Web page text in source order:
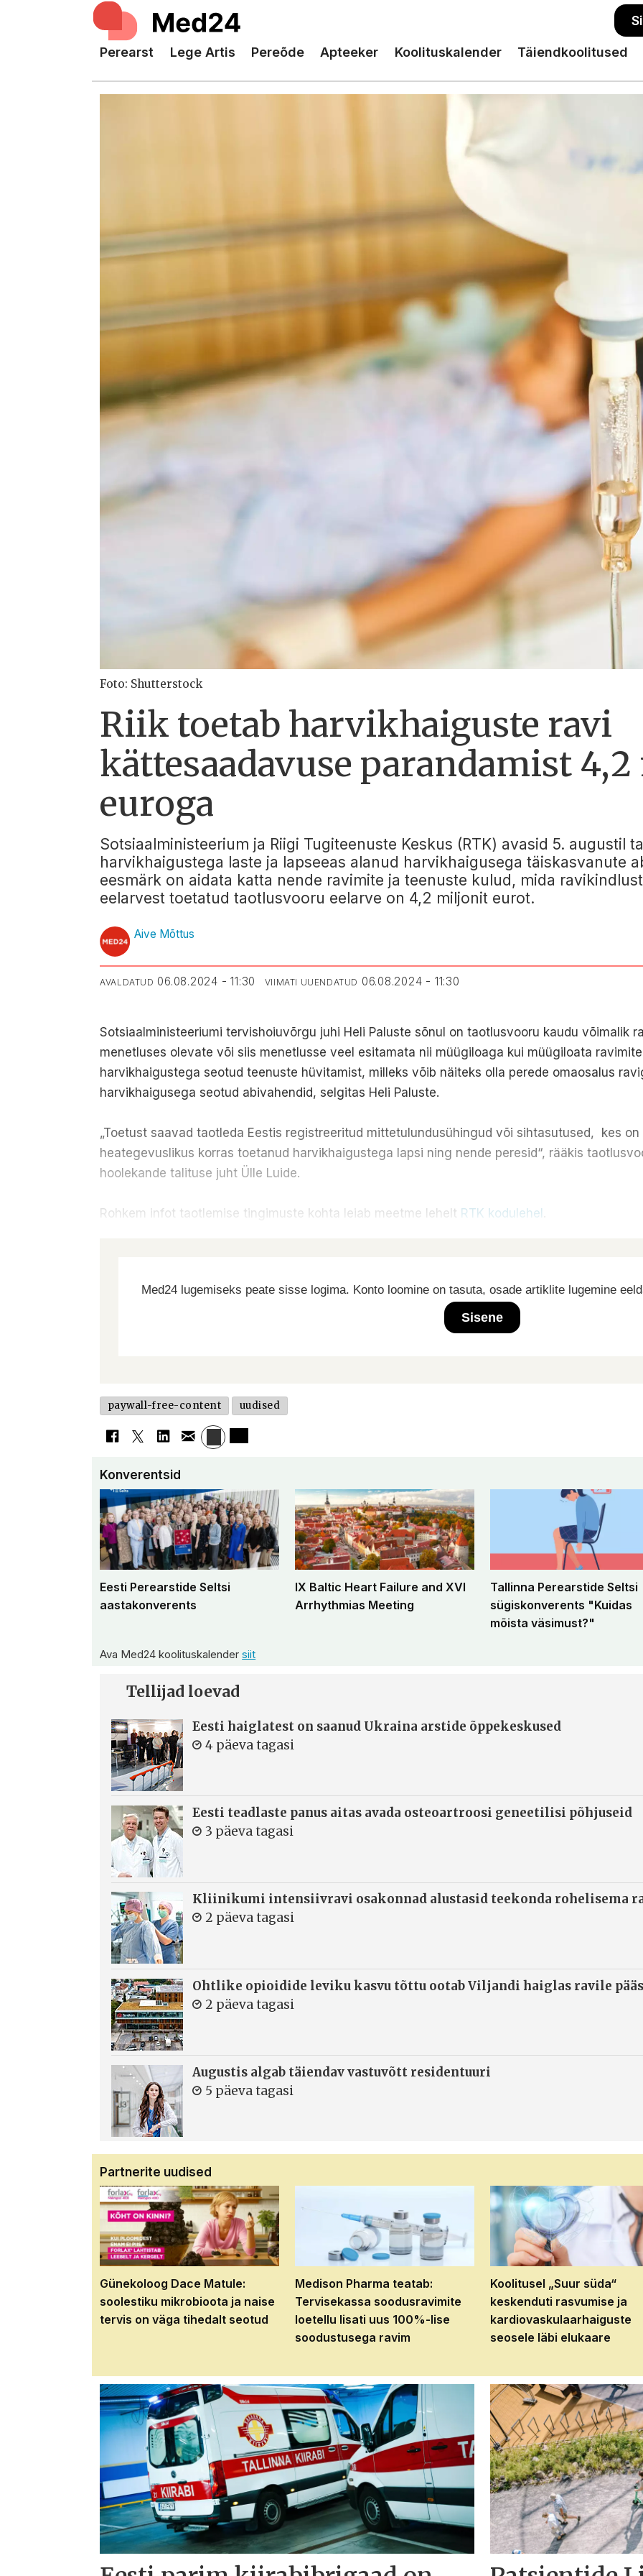
Perearst Lege Artis Pereõde Apteeker Koolituskalender Täiendkoolitused
Foto: Shutterstock
Riik toetab harvikhaiguste ravi
kättesaadavuse parandamist
euroga
Sotsiaalministeerium ja Riigi Tugiteenuste Keskus (RTK) avasid 5. augustil
harvikhaigustega laste ja lapseeas alanud harvikhaigusega täiskasvanute
eesmärk on aidata katta nende ravimite ja teenuste kulud, mida
eelarvest toetatud taotlusvooru eelarve on 4,2 miljonit eurot.
Aive Mõttus
AVALDATUD 06.08.2024 - 11:30 VIIMATI UUENDATUD 06.08.2024 - 11:30
Sotsiaalministeeriumi tervishoiuvõrgu juhi Heli Paluste sõnul on taotlusvooru kaudu võimalik
menetluses olevate või siis menetlusse veel esitamata nii müügiloaga kui müügiloata
harvikhaigustega seotud teenuste hüvitamist, milleks võib näiteks olla perede omaosalus
harvikhaigusega seotud abivahendid, selgitas Heli Paluste.
„Toetust saavad taotleda Eestis registreeritud mittetulundusühingud või sihtasutused, kes on
heategevuslikus korras toetanud harvikhaigustega lapsi ning nende peresid“, rääkis
hoolekande talituse juht Ülle Luide.
Rohkem infot taotlemise tingimuste kohta leiab meetme lehelt RTK kodulehel
Med24 lugemiseks peate sisse logima. Konto loomine on tasuta, osade artiklite lugemine
Sisene
paywall-free-content uudised
Konverentsid
Eesti Perearstide Seltsi
aastakonverents
IX Baltic Heart Failure and XVI
Arrhythmias Meeting
Tallinna Perearstide Seltsi
sügiskonverents "Kuidas
mõista väsimust?"
Ava Med24 koolituskalendersiit
Tellijad loevad
Eesti haiglatest on saanud Ukraina arstide õppekeskused
4 päeva tagasi
Eesti teadlaste panus aitas avada osteoartroosi geneetilisi põhjuseid
3 päeva tagasi
Kliinikumi intensiivravi osakonnad alustasid teekonda rohelisema
2 päeva tagasi
Ohtlike opioidide leviku kasvu tõttu ootab Viljandi haiglas ravile
2 päeva tagasi
Augustis algab täiendav vastuvõtt residentuuri
5 päeva tagasi
Partnerite uudised
Günekoloog Dace Matule:
soolestiku mikrobioota ja naise
tervis on väga tihedalt seotud
Medison Pharma teatab:
Tervisekassa soodusravimite
loetellu lisati uus 100%-lise
soodustusega ravim
Koolitusel „Suur süda“
keskenduti rasvumise ja
kardiovaskulaarhaiguste
seosele läbi elukaare